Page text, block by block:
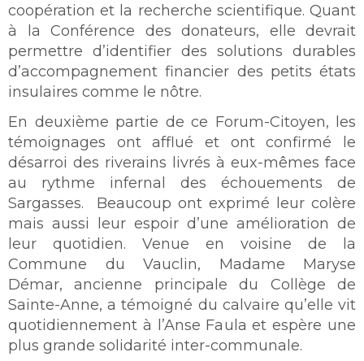
coopération et la recherche scientifique. Quant
à la Conférence des donateurs, elle devrait
permettre d’identifier des solutions durables
d’accompagnement financier des petits états
insulaires comme le nôtre.
En deuxième partie de ce Forum-Citoyen, les
témoignages ont afflué et ont confirmé le
désarroi des riverains livrés à eux-mêmes face
au rythme infernal des échouements de
Sargasses. Beaucoup ont exprimé leur colère
mais aussi leur espoir d’une amélioration de
leur quotidien. Venue en voisine de la
Commune du Vauclin, Madame Maryse
Démar, ancienne principale du Collège de
Sainte-Anne, a témoigné du calvaire qu’elle vit
quotidiennement à l’Anse Faula et espère une
plus grande solidarité inter-communale.